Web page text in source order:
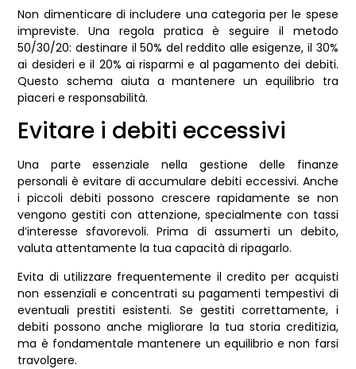
Non dimenticare di includere una categoria per le spese
impreviste. Una regola pratica è seguire il metodo
50/30/20: destinare il 50% del reddito alle esigenze, il 30%
ai desideri e il 20% ai risparmi e al pagamento dei debiti.
Questo schema aiuta a mantenere un equilibrio tra
piaceri e responsabilità.
Evitare i debiti eccessivi
Una parte essenziale nella gestione delle finanze
personali è evitare di accumulare debiti eccessivi. Anche
i piccoli debiti possono crescere rapidamente se non
vengono gestiti con attenzione, specialmente con tassi
d’interesse sfavorevoli. Prima di assumerti un debito,
valuta attentamente la tua capacità di ripagarlo.
Evita di utilizzare frequentemente il credito per acquisti
non essenziali e concentrati su pagamenti tempestivi di
eventuali prestiti esistenti. Se gestiti correttamente, i
debiti possono anche migliorare la tua storia creditizia,
ma è fondamentale mantenere un equilibrio e non farsi
travolgere.